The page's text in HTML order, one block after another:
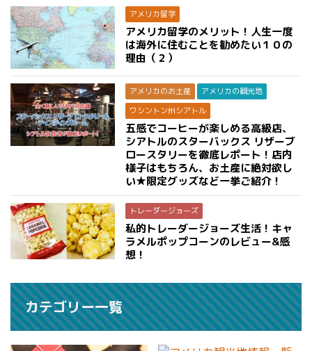
アメリカ留学
アメリカ留学のメリット！人生一度
は海外に住むことを勧めたい１０の
理由（２）
アメリカのお土産
アメリカの観光地
ワシントン州シアトル
五感でコーヒーが楽しめる高級店、
シアトルのスターバックス リザーブ
ロースタリーを徹底レポート！店内
様子はもちろん、お土産に絶対欲し
い★限定グッズなど一挙ご紹介！
トレーダージョーズ
私的トレーダージョーズ生活！キャ
ラメルポップコーンのレビュー&感
想！
カテゴリー一覧